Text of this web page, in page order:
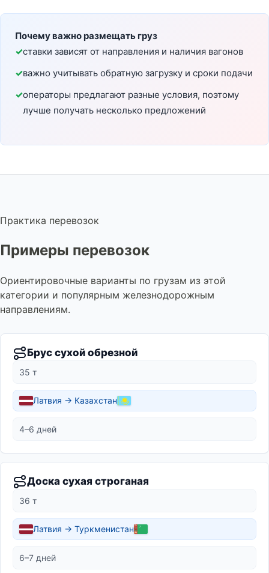
Почему важно размещать груз
ставки зависят от направления и наличия вагонов
важно учитывать обратную загрузку и сроки подачи
операторы предлагают разные условия, поэтому
лучше получать несколько предложений
Практика перевозок
Примеры перевозок
Ориентировочные варианты по грузам из этой
категории и популярным железнодорожным
направлениям.
Брус сухой обрезной
35 т
Латвия → Казахстан
4–6 дней
Доска сухая строганая
36 т
Латвия → Туркменистан
6–7 дней